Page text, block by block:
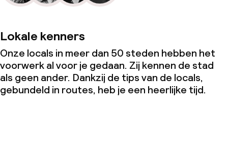
Lokale kenners
Onze locals in meer dan 50 steden hebben het
voorwerk al voor je gedaan. Zij kennen de stad
als geen ander. Dankzij de tips van de locals,
gebundeld in routes, heb je een heerlijke tijd.